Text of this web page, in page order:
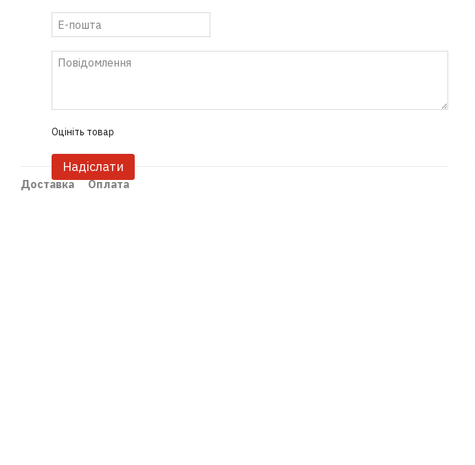
Оцініть товар
Надіслати
Доставка Оплата